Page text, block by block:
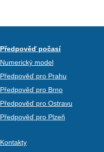
Předpověď počasí
Numerický model
Předpověď pro Prahu
Předpověď pro Brno
Předpověď pro Ostravu
Předpověď pro Plzeň
Kontakty